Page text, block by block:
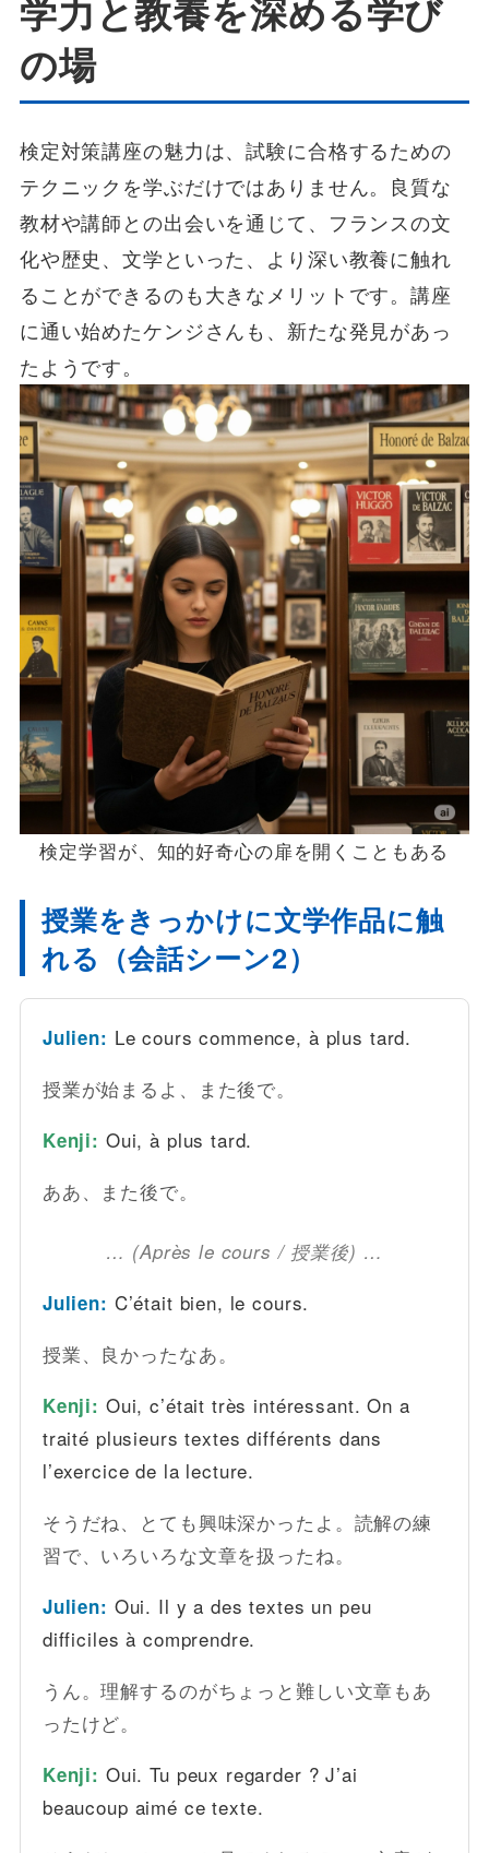
学力と教養を深める学び
の場
検定対策講座の魅力は、試験に合格するための
テクニックを学ぶだけではありません。良質な
教材や講師との出会いを通じて、フランスの文
化や歴史、文学といった、より深い教養に触れ
ることができるのも大きなメリットです。講座
に通い始めたケンジさんも、新たな発見があっ
たようです。
検定学習が、知的好奇心の扉を開くこともある
授業をきっかけに文学作品に触
れる（会話シーン2）
Julien: Le cours commence, à plus tard.
授業が始まるよ、また後で。
Kenji: Oui, à plus tard.
ああ、また後で。
… (Après le cours / 授業後) …
Julien: C’était bien, le cours.
授業、良かったなあ。
Kenji: Oui, c’était très intéressant. On a
traité plusieurs textes différents dans
l’exercice de la lecture.
そうだね、とても興味深かったよ。読解の練
習で、いろいろな文章を扱ったね。
Julien: Oui. Il y a des textes un peu
difficiles à comprendre.
うん。理解するのがちょっと難しい文章もあ
ったけど。
Kenji: Oui. Tu peux regarder ? J’ai
beaucoup aimé ce texte.